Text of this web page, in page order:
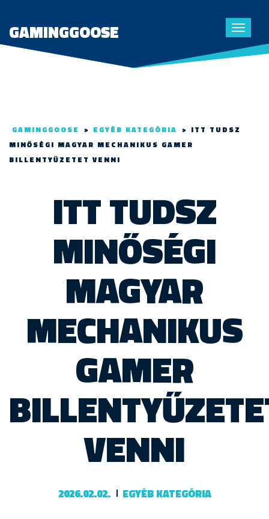
Toggle
GAMINGGOOSE
GAMINGGOOSE > EGYÉB KATEGÓRIA > ITT TUDSZ
MINŐSÉGI MAGYAR MECHANIKUS GAMER
BILLENTYŰZETET VENNI
ITT TUDSZ
MINŐSÉGI
MAGYAR
MECHANIKUS
GAMER
VENNI
2026.02.02. EGYÉB KATEGÓRIA